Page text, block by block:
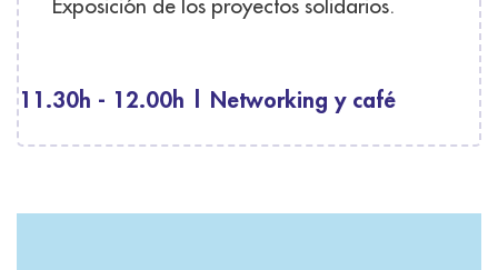
Exposición de los proyectos solidarios.
11.30h - 12.00h | Networking y café